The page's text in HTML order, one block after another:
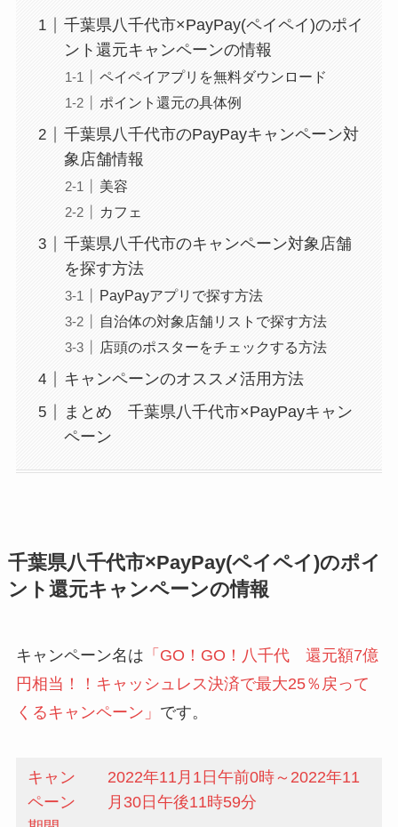
千葉県八千代市×PayPay(ペイペイ)のポイ
ント還元キャンペーンの情報
ペイペイアプリを無料ダウンロード
ポイント還元の具体例
千葉県八千代市のPayPayキャンペーン対
象店舗情報
美容
カフェ
千葉県八千代市のキャンペーン対象店舗
を探す方法
PayPayアプリで探す方法
自治体の対象店舗リストで探す方法
店頭のポスターをチェックする方法
キャンペーンのオススメ活用方法
まとめ 千葉県八千代市×PayPayキャン
ペーン
千葉県八千代市×PayPay(ペイペイ)のポイ
ント還元キャンペーンの情報
キャンペーン名は 「GO！GO！八千代 還元額7億
円相当！！キャッシュレス決済で最大25％戻って
くるキャンペーン」 です。
キャン
ペーン
2022年11月1日午前0時～2022年11
月30日午後11時59分